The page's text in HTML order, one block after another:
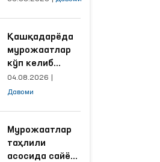
яхшиланди
Қашқадарёда
мурожаатлар
кўп келиб
тушаётган
ҳудудлар
ишлаш йўлга
қўйилди
04.08.2026
Давоми
Мурожаатлар
таҳлили
асосида сайёр